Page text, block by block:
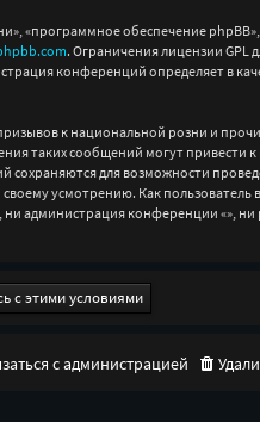
«программное обеспечение
. Ограничения лицензии GPL
конференций определяет в
к национальной розни и
таких сообщений могут
для возможности
усмотрению. Как пользователь
администрация конференции «»,
с администрацией